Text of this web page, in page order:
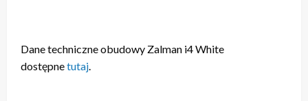
Dane techniczne obudowy Zalman i4 White
dostępnetutaj.